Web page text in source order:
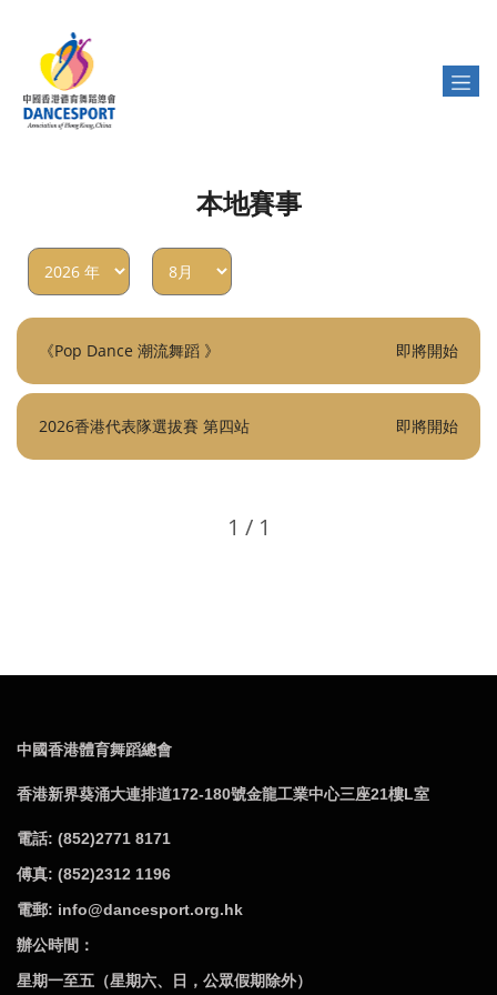
本地賽事
《Pop Dance 潮流舞蹈 》 即將開始
2026香港代表隊選拔賽 第四站 即將開始
1 / 1
中國香港體育舞蹈總會
香港新界葵涌大連排道172-180號金龍工業中心三座21樓L室
電話: (852)2771 8171
傅真: (852)2312 1196
電郵: info@dancesport.org.hk
辦公時間：
星期一至五（星期六、日，公眾假期除外）